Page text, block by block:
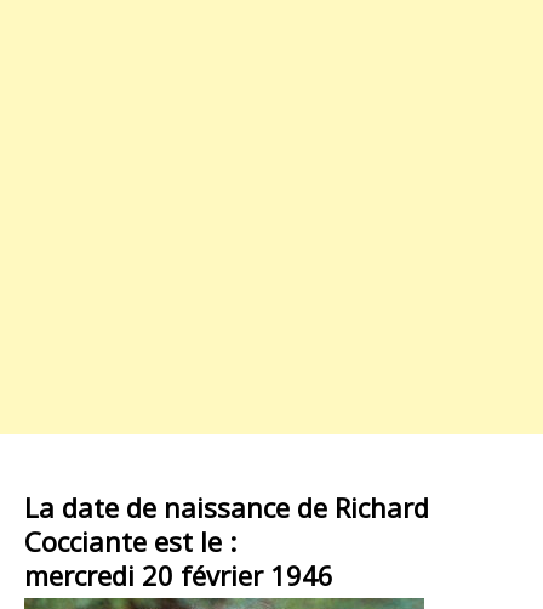
La date de naissance de Richard
Cocciante est le :
mercredi 20 février 1946